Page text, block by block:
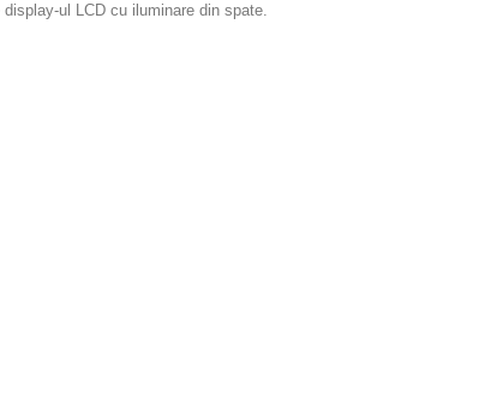
ul LCD cu iluminare din spate.